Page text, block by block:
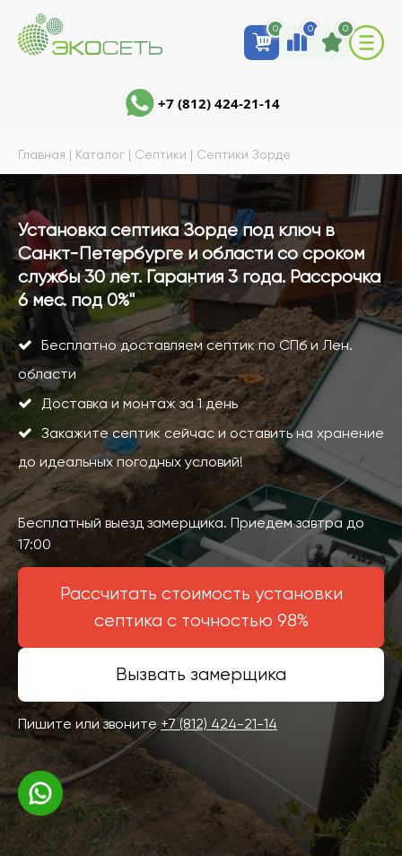
0 0 0
+7 (812) 424-21-14
Главная | Каталог | Септики | Септики Зорде
Установка септика Зорде под ключ в
Санкт-Петербурге и области со сроком
службы 30 лет. Гарантия 3 года. Рассрочка
6 мес. под 0%"
Бесплатно доставляем септик по СПб и Лен.
области
Доставка и монтаж за 1 день
Закажите септик сейчас и оставить на хранение
до идеальных погодных условий!
Бесплатный выезд замерщика. Приедем завтра до
17:00
Рассчитать стоимость установки
септика с точностью 98%
Вызвать замерщика
Пишите или звоните+7 (812) 424-21-14